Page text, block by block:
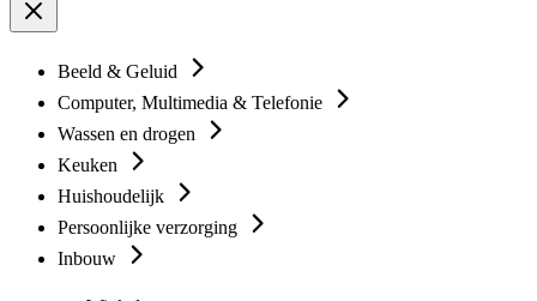
Beeld & Geluid
Computer, Multimedia & Telefonie
Wassen en drogen
Keuken
Huishoudelijk
Persoonlijke verzorging
Inbouw